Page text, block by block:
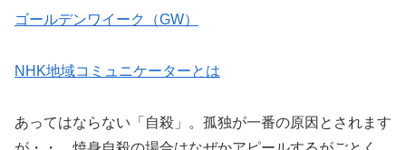
ゴールデンワイーク（GW）
NHK地域コミュニケーターとは
あってはならない「自殺」。孤独が一番の原因とされます